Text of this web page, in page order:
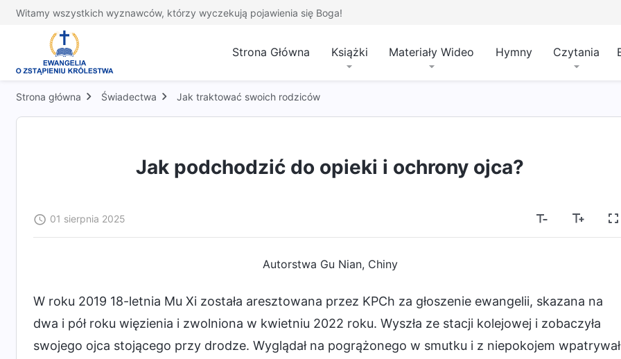
Witamy wszystkich wyznawców, którzy wyczekują pojawienia się Boga!
Strona Główna Książki Materiały Wideo Hymny Czytania
Strona główna Świadectwa Jak traktować swoich rodziców
Jak podchodzić do opieki i ochrony ojca?
01 sierpnia 2025
Autorstwa Gu Nian, Chiny
W roku 2019 18-letnia Mu Xi została aresztowana przez KPCh za głoszenie ewangelii, skazana na
dwa i pół roku więzienia i zwolniona w kwietniu 2022 roku. Wyszła ze stacji kolejowej i zobaczyła
swojego ojca stojącego przy drodze. Wyglądał na pogrążonego w smutku i z niepokojem wpatrywał